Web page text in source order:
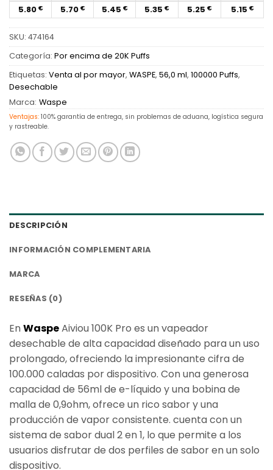
5.80 € 5.70 € 5.45 € 5.35 € 5.25 € 5.15 €
SKU: 474164
Categoría: Por encima de 20K Puffs
Etiquetas: Venta al por mayor, WASPE, 56,0 ml, 100000 Puffs,
Desechable
Marca: Waspe
Ventajas: 100% garantía de entrega, sin problemas de aduana, logística segura
y rastreable.
DESCRIPCIÓN
INFORMACIÓN COMPLEMENTARIA
MARCA
RESEÑAS (0)
EnWaspeAiviou 100K Pro es un vapeador
desechable de alta capacidad diseñado para un uso
prolongado, ofreciendo la impresionante cifra de
100.000 caladas por dispositivo. Con una generosa
capacidad de 56ml de e-líquido y una bobina de
malla de 0,9ohm, ofrece un rico sabor y una
producción de vapor consistente. cuenta con un
sistema de sabor dual 2 en 1, lo que permite a los
usuarios disfrutar de dos perfiles de sabor en un solo
dispositivo.